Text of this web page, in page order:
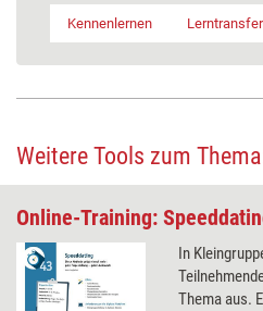
Kennenlernen Lerntransfer
Weitere Tools zum
Online-Training:
In
Thema aus.